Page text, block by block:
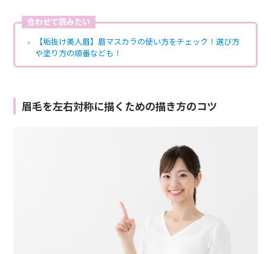
合わせて読みたい
【垢抜け美人眉】眉マスカラの使い方をチェック！選び方
や塗り方の順番なども！
眉毛を左右対称に描くための描き方のコツ